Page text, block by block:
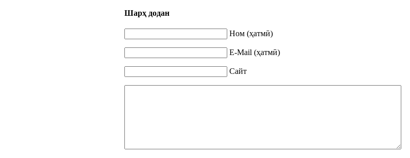
Шарҳ додан
Ном (ҳатмӣ)
E-Mail (ҳатмӣ)
Сайт